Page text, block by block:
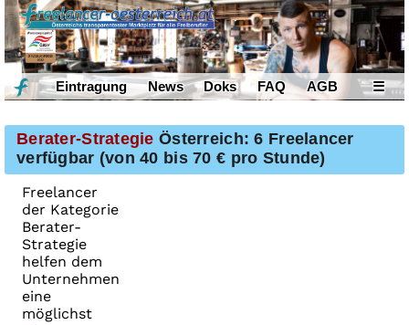
Eintragung News Doks FAQ AGB ☰
Berater-Strategie Österreich: 6 Freelancer
verfügbar (von 40 bis 70 € pro Stunde)
Freelancer
der Kategorie
Berater-
Strategie
helfen dem
Unternehmen
eine
möglichst